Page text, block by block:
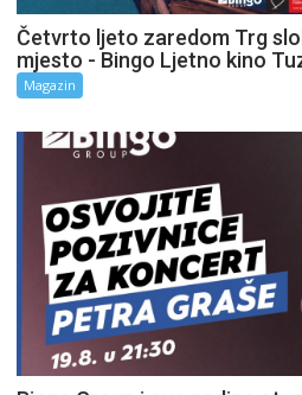
Četvrto ljeto zaredom Trg
mjesto - Bingo Ljetno kino
Magazin